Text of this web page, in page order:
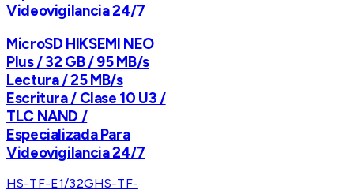
Videovigilancia 24/7
MicroSD HIKSEMI NEO
Plus / 32 GB / 95 MB/s
Lectura / 25 MB/s
Escritura / Clase 10 U3 /
TLC NAND /
Especializada Para
Videovigilancia 24/7
HS-TF-E1/32GHS-TF-